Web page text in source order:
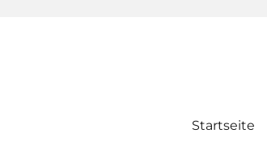
Startseite